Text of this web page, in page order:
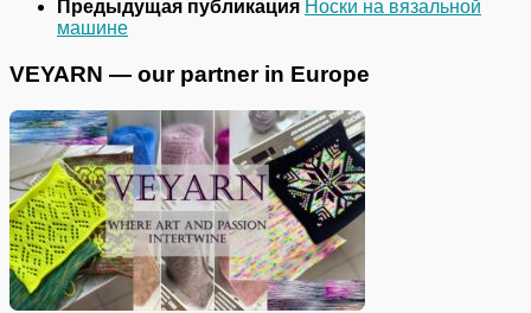
Предыдущая публикация Носки на вязальной
машине
VEYARN — our partner in Europe